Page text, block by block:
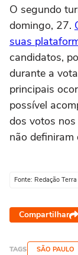
O segundo
domingo, 27.
suas
candidatos,
durante a
principais
possível
dos votos
não definiram
Fonte: Redação Terra
Compartilhar
TAGS SÃO PAULO